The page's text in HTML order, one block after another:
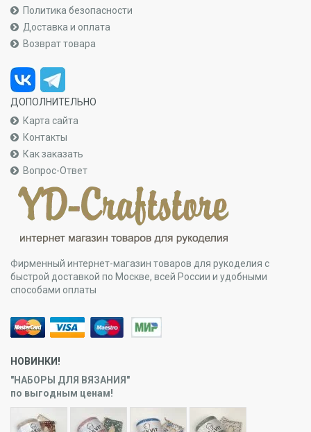
Политика безопасности
Доставка и оплата
Возврат товара
ДОПОЛНИТЕЛЬНО
Карта сайта
Контакты
Как заказать
Вопрос-Ответ
Фирменный интернет-магазин товаров для рукоделия с
быстрой доставкой по Москве, всей России и удобными
способами оплаты
НОВИНКИ!
"НАБОРЫ ДЛЯ ВЯЗАНИЯ"
по выгодным ценам!